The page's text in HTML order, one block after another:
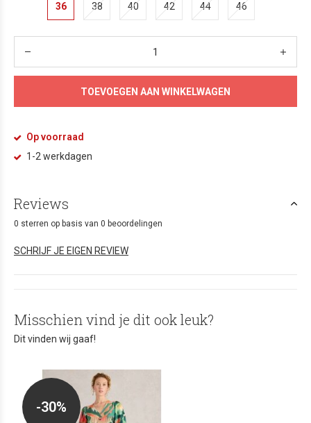
36 38 40 42 44 46
TOEVOEGEN AAN WINKELWAGEN
Op voorraad
1-2 werkdagen
Reviews
0 sterren op basis van 0 beoordelingen
SCHRIJF JE EIGEN REVIEW
Misschien vind je dit ook leuk?
Dit vinden wij gaaf!
-30%